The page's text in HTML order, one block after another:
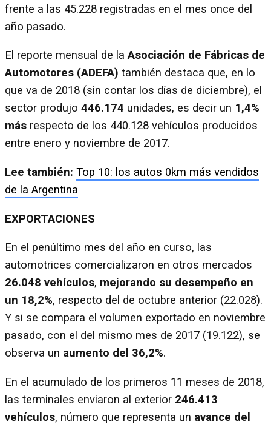
frente a las 45.228 registradas en el mes once del
año pasado.
El reporte mensual de laAsociación de Fábricas de
Automotores (ADEFA) también destaca que, en lo
que va de 2018 (sin contar los días de diciembre), el
sector produjo 446.174 unidades, es decir un 1,4%
más respecto de los 440.128 vehículos producidos
entre enero y noviembre de 2017.
Lee también: Top 10: los autos 0km más vendidos
de la Argentina
EXPORTACIONES
En el penúltimo mes del año en curso, las
automotrices comercializaron en otros mercados
26.048 vehículos, mejorando su desempeño en
un 18,2%, respecto del de octubre anterior (22.028).
Y si se compara el volumen exportado en noviembre
pasado, con el del mismo mes de 2017 (19.122), se
observa un aumento del 36,2%.
En el acumulado de los primeros 11 meses de 2018,
las terminales enviaron al exterior 246.413
vehículos, número que representa un avance del